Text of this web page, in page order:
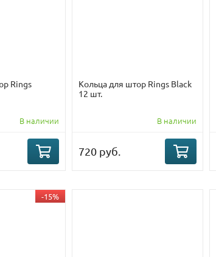
Rings
В наличии
Кольца для штор Rings Black
12 шт.
В наличии
720 руб.
-15%